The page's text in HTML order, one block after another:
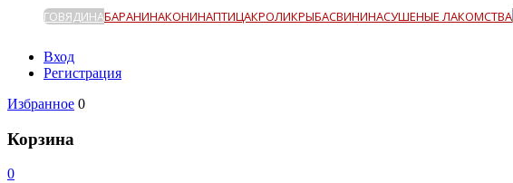
ГОВЯДИНАБАРАНИНАКОНИНАПТИЦАКРОЛИКРЫБАСВИНИНАСУШЕНЫЕ ЛАКОМСТВА
Вход
Регистрация
Избранное 0
Корзина
0